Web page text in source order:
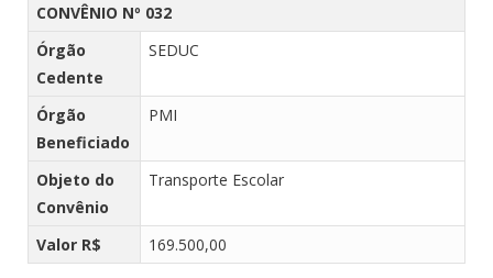
CONVÊNIO Nº 032
Órgão
Cedente
SEDUC
Órgão
Beneficiado
PMI
Objeto do
Convênio
Transporte Escolar
Valor R$ 169.500,00